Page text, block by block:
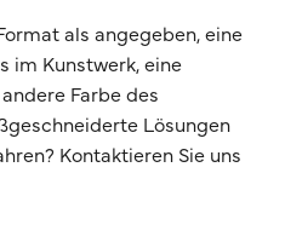
als angegeben, eine
im Kunstwerk, eine
Farbe des
Lösungen
Kontaktieren Sie uns